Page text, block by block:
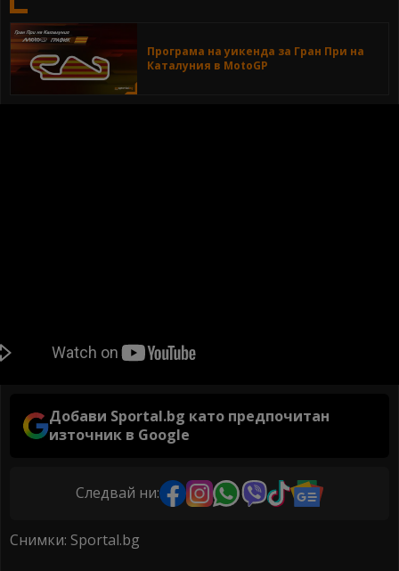
Програма на уикенда за Гран При на
Каталуния в MotoGP
Добави Sportal.bg като предпочитан
източник в Google
Следвай ни:
Снимки: Sportal.bg